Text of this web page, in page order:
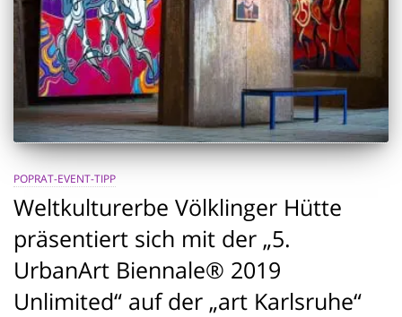
POPRAT-EVENT-TIPP
Weltkulturerbe Völklinger Hütte
präsentiert sich mit der „5.
UrbanArt Biennale® 2019
Unlimited“ auf der „art Karlsruhe“